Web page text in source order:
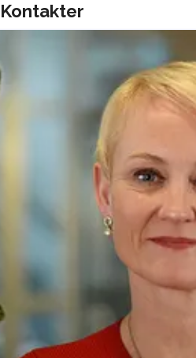
Kontakter